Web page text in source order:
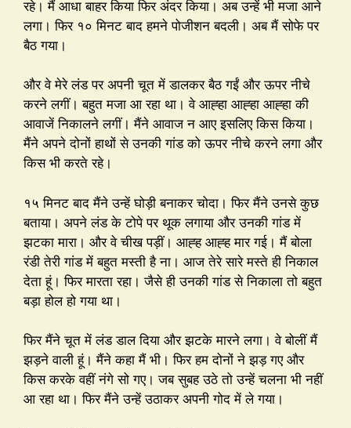
रहे। मैं आधा बाहर किया फिर अंदर किया। अब उन्हें भी मजा आने
लगा। फिर १० मिनट बाद हमने पोजीशन बदली। अब मैं सोफे पर
बैठ गया।
और वे मेरे लंड पर अपनी चूत में डालकर बैठ गईं और ऊपर नीचे
करने लगीं। बहुत मजा आ रहा था। वे आह्हा आह्हा आह्हा की
आवाजें निकालने लगीं। मैंने आवाज न आए इसलिए किस किया।
मैंने अपने दोनों हाथों से उनकी गांड को ऊपर नीचे करने लगा और
किस भी करते रहे।
१५ मिनट बाद मैंने उन्हें घोड़ी बनाकर चोदा। फिर मैंने उनसे कुछ
बताया। अपने लंड के टोपे पर थूक लगाया और उनकी गांड में
झटका मारा। और वे चीख पड़ीं। आह्ह आह्ह मार गई। मैं बोला
रंडी तेरी गांड में बहुत मस्ती है ना। आज तेरे सारे मस्ते ही निकाल
देता हूं। फिर मारता रहा। जैसे ही उनकी गांड से निकाला तो बहुत
बड़ा होल हो गया था।
फिर मैंने चूत में लंड डाल दिया और झटके मारने लगा। वे बोलीं मैं
झड़ने वाली हूं। मैंने कहा मैं भी। फिर हम दोनों ने झड़ गए और
किस करके वहीं नंगे सो गए। जब सुबह उठे तो उन्हें चलना भी नहीं
आ रहा था। फिर मैंने उन्हें उठाकर अपनी गोद में ले गया।